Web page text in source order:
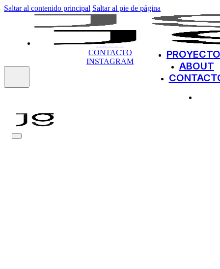
Saltar al contenido principal Saltar al pie de página
ABOUT
ABOUT
CONTACTO
INSTAGRAM